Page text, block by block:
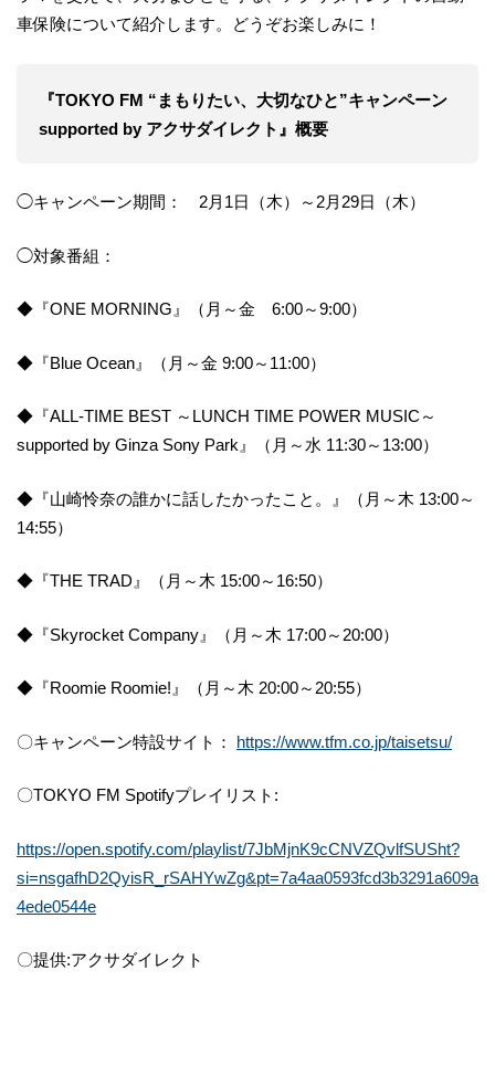
車保険について紹介します。どうぞお楽しみに！
『TOKYO FM “まもりたい、大切なひと”キャンペーン
supported by アクサダイレクト』概要
◯キャンペーン期間： 2月1日（木）～2月29日（木）
◯対象番組：
◆『ONE MORNING』（月～金 6:00～9:00）
◆『Blue Ocean』（月～金 9:00～11:00）
◆『ALL-TIME BEST ～LUNCH TIME POWER MUSIC～
supported by Ginza Sony Park』（月～水 11:30～13:00）
◆『山崎怜奈の誰かに話したかったこと。』（月～木 13:00～
14:55）
◆『THE TRAD』（月～木 15:00～16:50）
◆『Skyrocket Company』（月～木 17:00～20:00）
◆『Roomie Roomie!』（月～木 20:00～20:55）
〇キャンペーン特設サイト： https://www.tfm.co.jp/taisetsu/
〇TOKYO FM Spotifyプレイリスト:
https://open.spotify.com/playlist/7JbMjnK9cCNVZQvlfSUSht?
si=nsgafhD2QyisR_rSAHYwZg&pt=7a4aa0593fcd3b3291a609a
4ede0544e
〇提供:アクサダイレクト